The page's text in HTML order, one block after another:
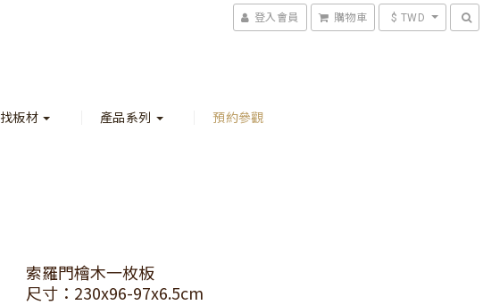
登入會員 購物車 $ TWD
找板材 產品系列 預約參觀
索羅門檜木一枚板
尺寸：230x96-97x6.5cm